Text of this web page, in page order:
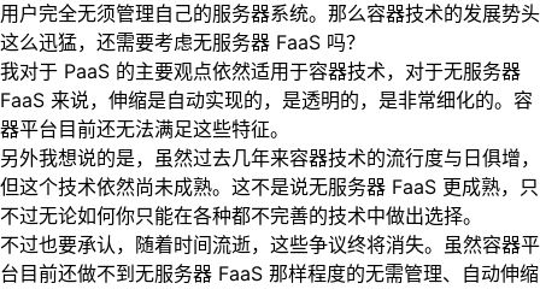
用户完全无须管理自己的服务器系统。那么容器技术的发展势头
这么迅猛，还需要考虑无服务器 FaaS 吗？
我对于 PaaS 的主要观点依然适用于容器技术，对于无服务器
FaaS 来说，伸缩是自动实现的，是透明的，是非常细化的。容
器平台目前还无法满足这些特征。
另外我想说的是，虽然过去几年来容器技术的流行度与日俱增，
但这个技术依然尚未成熟。这不是说无服务器 FaaS 更成熟，只
不过无论如何你只能在各种都不完善的技术中做出选择。
不过也要承认，随着时间流逝，这些争议终将消失。虽然容器平
台目前还做不到无服务器 FaaS 那样程度的无需管理、自动伸缩